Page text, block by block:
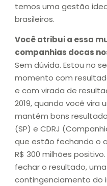
temos uma gestão
brasileiros.
Você atribui a essa
companhias docas
Sem dúvida. Estou no
momento com
e com virada de
2019, quando você vira
mantém bons
(SP) e CDRJ
que estão fechando o
R$ 300 milhões
fechar o resultado,
contingenciamento do